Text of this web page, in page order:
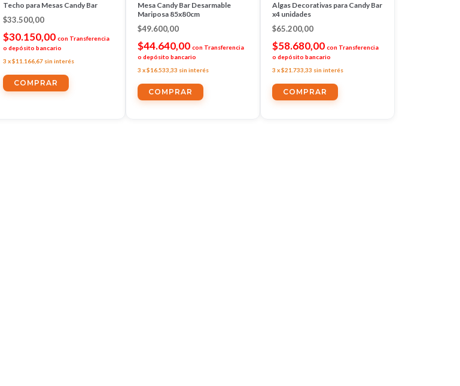
Techo para Mesas Candy Bar
$33.500,00
$30.150,00 con Transferencia
o depósito bancario
3 x$11.166,67 sin interés
Mesa Candy Bar Desarmable
Mariposa 85x80cm
$49.600,00
$44.640,00 con Transferencia
o depósito bancario
3 x$16.533,33 sin interés
Algas Decorativas para Candy Bar
x4 unidades
$65.200,00
$58.680,00 con Transferencia
o depósito bancario
3 x$21.733,33 sin interés